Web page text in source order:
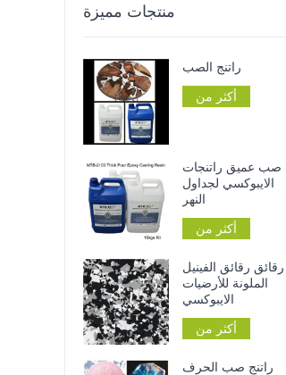
منتجات مميزة
راتنج الصب
أكثر من
صب عميق راتنجات
الايبوكسي لجداول
النهر
أكثر من
رقائق رقائق الفينيل
الملونة للأرضيات
الايبوكسي
أكثر من
راتنج صب الحرف